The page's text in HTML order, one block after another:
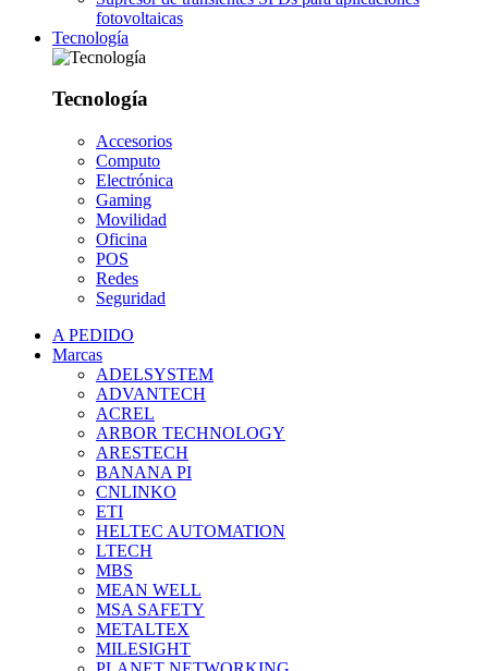
fotovoltaicas
Tecnología
Tecnología
Accesorios
Computo
Electrónica
Gaming
Movilidad
Oficina
POS
Redes
Seguridad
A PEDIDO
Marcas
ADELSYSTEM
ADVANTECH
ACREL
ARBOR TECHNOLOGY
ARESTECH
BANANA PI
CNLINKO
ETI
HELTEC AUTOMATION
LTECH
MBS
MEAN WELL
MSA SAFETY
METALTEX
MILESIGHT